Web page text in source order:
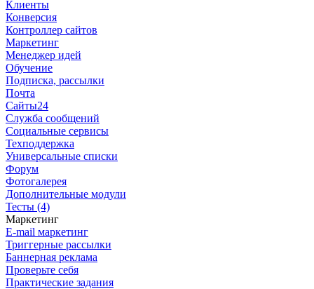
Клиенты
Конверсия
Контроллер сайтов
Маркетинг
Менеджер идей
Обучение
Подписка, рассылки
Почта
Сайты24
Служба сообщений
Социальные сервисы
Техподдержка
Универсальные списки
Форум
Фотогалерея
Дополнительные модули
Тесты (4)
Маркетинг
E-mail маркетинг
Триггерные рассылки
Баннерная реклама
Проверьте себя
Практические задания